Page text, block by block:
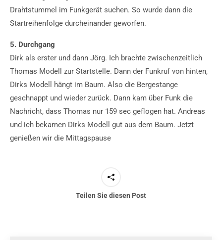
Drahtstummel im Funkgerät suchen. So wurde dann die
Startreihenfolge durcheinander geworfen.
5. Durchgang
Dirk als erster und dann Jörg. Ich brachte zwischenzeitlich
Thomas Modell zur Startstelle. Dann der Funkruf von hinten,
Dirks Modell hängt im Baum. Also die Bergestange
geschnappt und wieder zurück. Dann kam über Funk die
Nachricht, dass Thomas nur 159 sec geflogen hat. Andreas
und ich bekamen Dirks Modell gut aus dem Baum. Jetzt
genießen wir die Mittagspause
Teilen Sie diesen Post